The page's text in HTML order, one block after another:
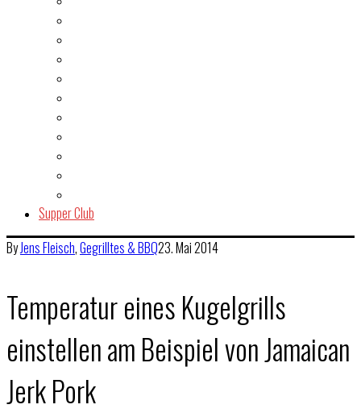
Supper Club
ByJensFleisch,Gegrilltes & BBQ23. Mai 2014
Temperatur eines Kugelgrills
einstellen am Beispiel von Jamaican
Jerk Pork